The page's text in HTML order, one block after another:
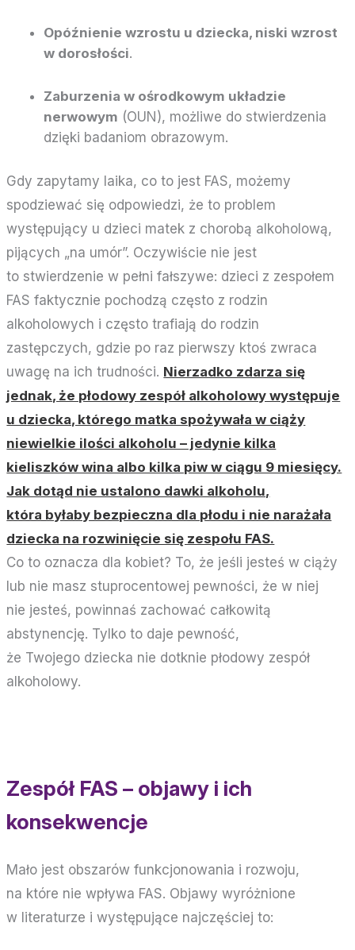
Opóźnienie wzrostu u dziecka, niski wzrost
w dorosłości.
Zaburzenia w ośrodkowym układzie
nerwowym (OUN), możliwe do stwierdzenia
dzięki badaniom obrazowym.
Gdy zapytamy laika, co to jest FAS, możemy
spodziewać się odpowiedzi, że to problem
występujący u dzieci matek z chorobą alkoholową,
pijących „na umór”. Oczywiście nie jest
to stwierdzenie w pełni fałszywe: dzieci z zespołem
FAS faktycznie pochodzą często z rodzin
alkoholowych i często trafiają do rodzin
zastępczych, gdzie po raz pierwszy ktoś zwraca
uwagę na ich trudności. Nierzadko zdarza się
jednak, że płodowy zespół alkoholowy występuje
u dziecka, którego matka spożywała w ciąży
niewielkie ilości alkoholu – jedynie kilka
kieliszków wina albo kilka piw w ciągu 9 miesięcy.
Jak dotąd nie ustalono dawki alkoholu,
która byłaby bezpieczna dla płodu i nie narażała
dziecka na rozwinięcie się zespołu FAS.
Co to oznacza dla kobiet? To, że jeśli jesteś w ciąży
lub nie masz stuprocentowej pewności, że w niej
nie jesteś, powinnaś zachować całkowitą
abstynencję. Tylko to daje pewność,
że Twojego dziecka nie dotknie płodowy zespół
alkoholowy.
Zespół FAS – objawy i ich
konsekwencje
Mało jest obszarów funkcjonowania i rozwoju,
na które nie wpływa FAS. Objawy wyróżnione
w literaturze i występujące najczęściej to: